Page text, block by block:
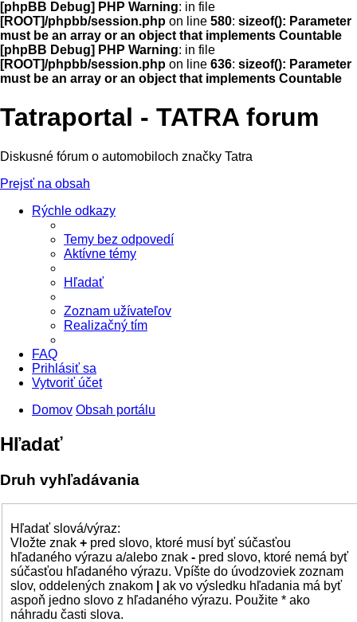
[phpBB Debug] PHP Warning: in file
[ROOT]/phpbb/session.php on line 580: sizeof(): Parameter
must be an array or an object that implements Countable
[phpBB Debug] PHP Warning: in file
[ROOT]/phpbb/session.php on line 636: sizeof(): Parameter
must be an array or an object that implements Countable
Tatraportal - TATRA forum
Diskusné fórum o automobiloch značky Tatra
Prejsť na obsah
Rýchle odkazy
Temy bez odpovedí
Aktívne témy
Hľadať
Zoznam užívateľov
Realizačný tím
FAQ
Prihlásiť sa
Vytvoriť účet
Domov Obsah portálu
Hľadať
Druh vyhľadávania
Hľadať slová/výraz:
Vložte znak + pred slovo, ktoré musí byť súčasťou
hľadaného výrazu a/alebo znak - pred slovo, ktoré nemá byť
súčasťou hľadaného výrazu. Vpíšte do úvodzoviek zoznam
slov, oddelených znakom
ak vo výsledku hľadania má byť
aspoň jedno slovo z hľadaného výrazu. Použite * ako
náhradu časti slova.